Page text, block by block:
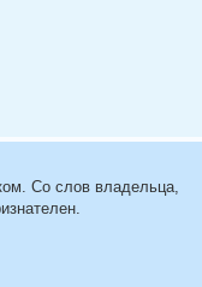
Со слов владельца,